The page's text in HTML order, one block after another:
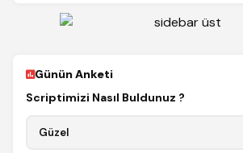
Günün Anketi
Scriptimizi Nasıl Buldunuz ?
Güzel